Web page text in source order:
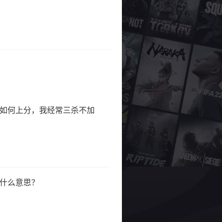
何上分，我经常三杀不加
么意思？